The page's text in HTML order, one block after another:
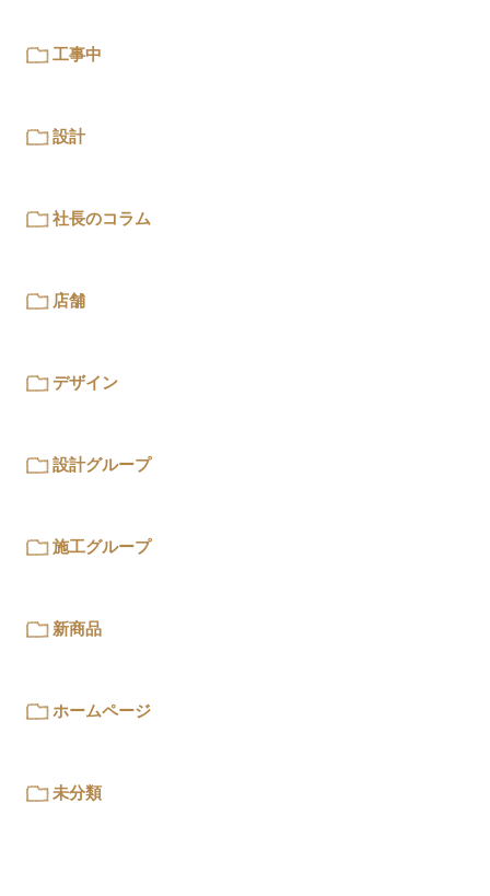
工事中
設計
社長のコラム
店舗
デザイン
設計グループ
施工グループ
新商品
ホームページ
未分類